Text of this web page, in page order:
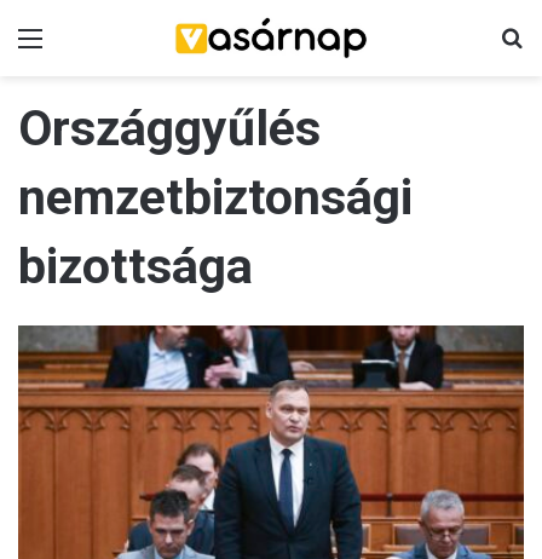
Országgyűlés
nemzetbiztonsági
bizottsága